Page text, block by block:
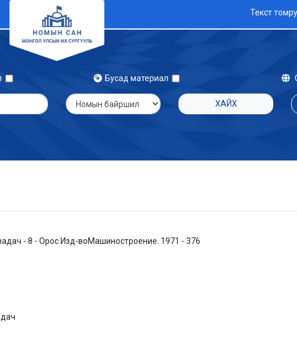
Текст
Бусад материал
ХАЙХ
- 8 - Орос Изд-воМашиностроение. 1971 - 376